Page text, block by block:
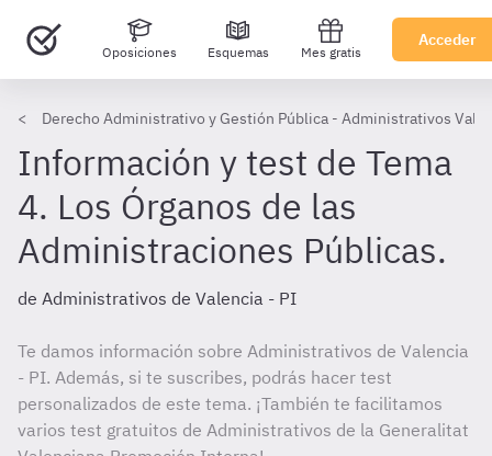
Oposiciones Esquemas Mes gratis
Acceder
Derecho Administrativo y Gestión Pública - Administrativos
Información y test de Tema
4. Los Órganos de las
Administraciones Públicas.
de Administrativos de Valencia - PI
Te damos información sobre Administrativos de Valencia
- PI. Además, si te suscribes, podrás hacer test
personalizados de este tema. ¡También te facilitamos
varios test gratuitos de Administrativos de la Generalitat